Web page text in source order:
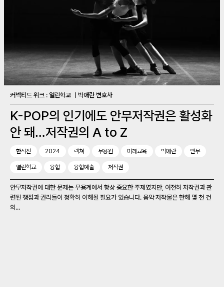
커넥티드 위크 : 열린학교 ㅣ박애란 변호사
K-POP의 인기에도 안무저작권은 활성화
안 돼…저작권의 A to Z
한석진 2024 렉쳐 무용원 미래교육 박애란 안무
열린학교 융합 융합예술 저작권
안무저작권에 대한 문제는 무용계에서 항상 중요한 주제였지만, 여전히 저작권과 관
련된 쟁점과 권리들이 정확히 이해될 필요가 있습니다. 음악 저작물은 한해 몇 천 건
의...